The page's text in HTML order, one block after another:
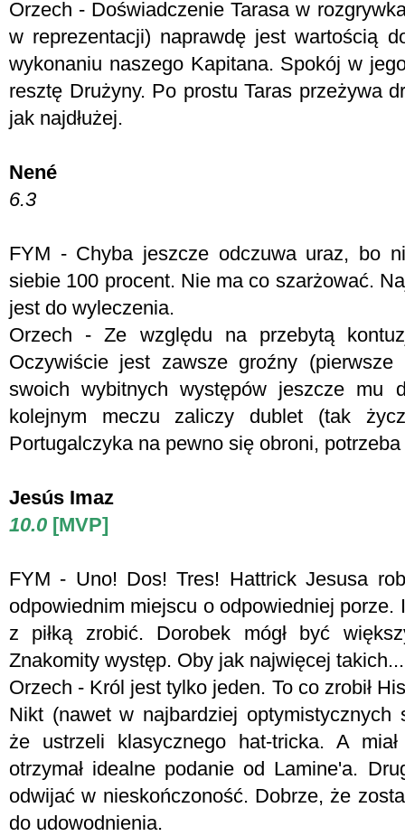
Orzech - Doświadczenie Tarasa w
w reprezentacji) naprawdę jest wartością
wykonaniu naszego Kapitana. Spokój w
resztę Drużyny. Po prostu Taras przeżywa
jak najdłużej.
Nené
6.3
FYM - Chyba jeszcze odczuwa uraz, bo
siebie 100 procent. Nie ma co szarżować.
jest do wyleczenia.
Orzech -Ze względu na przebytą
Oczywiście jest zawsze groźny
swoich wybitnych występów jeszcze mu
kolejnym meczu zaliczy dublet (tak
Portugalczyka na pewno się obroni,
Jesús Imaz
10.0 [MVP]
FYM - Uno! Dos! Tres! Hattrick Jesusa
odpowiednim miejscu o odpowiedniej porze.
z piłką zrobić. Dorobek mógł być
Znakomity występ. Oby jak najwięcej takich...
Orzech - Król jest tylko jeden. To co zrobił
Nikt (nawet w najbardziej optymistycznych
że ustrzeli klasycznego hat-tricka. A
otrzymał idealne podanie od Lamine'a.
odwijać w nieskończoność. Dobrze, że
do udowodnienia.